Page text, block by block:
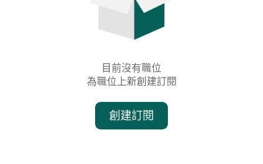
目前沒有職位
為職位上新創建訂閱
創建訂閱